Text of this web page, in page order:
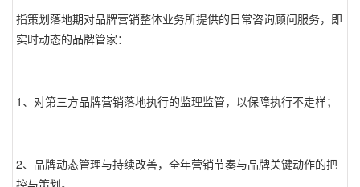
指策划落地期对品牌营销整体业务所提供的日常咨询顾问服务，即
实时动态的品牌管家：
1、对第三方品牌营销落地执行的监理监管，以保障执行不走样；
2、品牌动态管理与持续改善，全年营销节奏与品牌关键动作的把